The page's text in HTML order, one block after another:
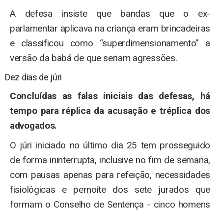
A defesa insiste que bandas que o ex-
parlamentar aplicava na criança eram brincadeiras
e classificou como “superdimensionamento” a
versão da babá de que seriam agressões.
Dez dias de júri
Concluídas as falas iniciais das defesas, há
tempo para réplica da acusação e tréplica dos
advogados.
O júri iniciado no último dia 25 tem prosseguido
de forma ininterrupta, inclusive no fim de semana,
com pausas apenas para refeição, necessidades
fisiológicas e pernoite dos sete jurados que
formam o Conselho de Sentença - cinco homens